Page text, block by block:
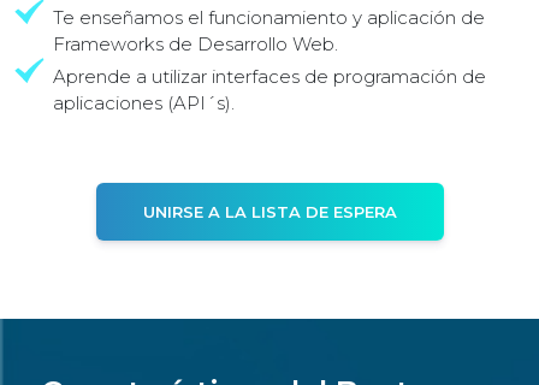
Te enseñamos el funcionamiento y aplicación de
Frameworks de Desarrollo Web.
Aprende a utilizar interfaces de programación de
aplicaciones (API´s).
UNIRSE A LA LISTA DE ESPERA